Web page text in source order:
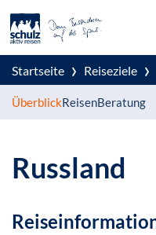
Zum
springen
Startseite › Reiseziele ›
ÜberblickReisenBeratung
Russland